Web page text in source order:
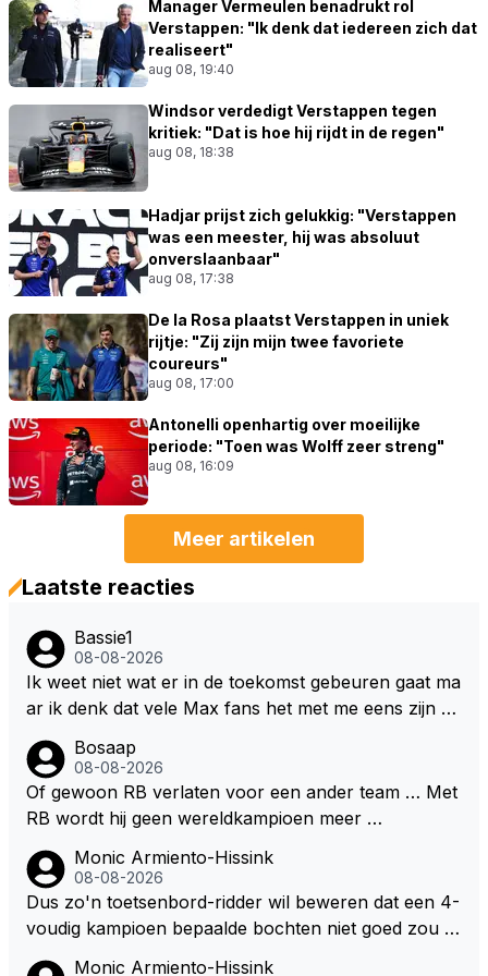
Manager Vermeulen benadrukt rol
Verstappen: "Ik denk dat iedereen zich dat
realiseert"
aug 08, 19:40
Windsor verdedigt Verstappen tegen
kritiek: "Dat is hoe hij rijdt in de regen"
aug 08, 18:38
Hadjar prijst zich gelukkig: "Verstappen
was een meester, hij was absoluut
onverslaanbaar"
aug 08, 17:38
De la Rosa plaatst Verstappen in uniek
rijtje: "Zij zijn mijn twee favoriete
coureurs"
aug 08, 17:00
Antonelli openhartig over moeilijke
periode: "Toen was Wolff zeer streng"
aug 08, 16:09
Meer artikelen
Laatste reacties
Bassie1
08-08-2026
Ik weet niet wat er in de toekomst gebeuren gaat ma
ar ik denk dat vele Max fans het met me eens zijn da
zijn als Alonso samen met Max ergens in een vieren
twings uur race samen in een team zouden zitten. D
eze 2 coureurs zouden een fantastisch affiche zijn v
Bosaap
08-08-2026
Of gewoon RB verlaten voor een ander team … Met
RB wordt hij geen wereldkampioen meer …
Monic Armiento-Hissink
08-08-2026
Dus zo'n toetsenbord-ridder wil beweren dat een 4-
voudig kampioen bepaalde bochten niet goed zou n
Monic Armiento-Hissink